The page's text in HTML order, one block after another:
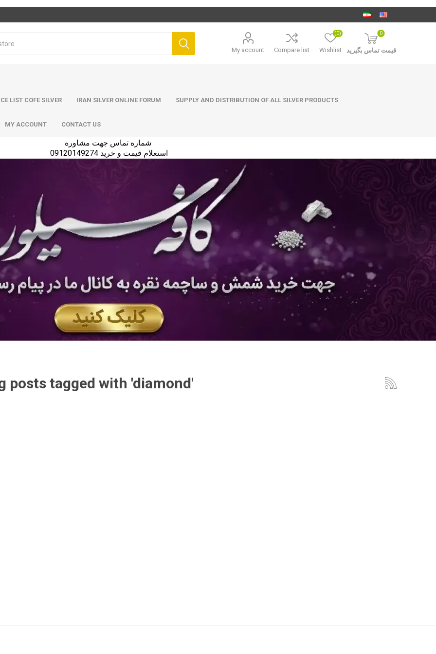
My account Compare list Wishlist
(0) 0
قیمت تماس بگیرید
LIST COFE SILVER IRAN SILVER ONLINE FORUM SUPPLY AND DISTRIBUTION OF ALL SILVER PRODUCTS
MY ACCOUNT CONTACT US
استعلام قیمت و خرید 09120149274
posts tagged with 'diamond'